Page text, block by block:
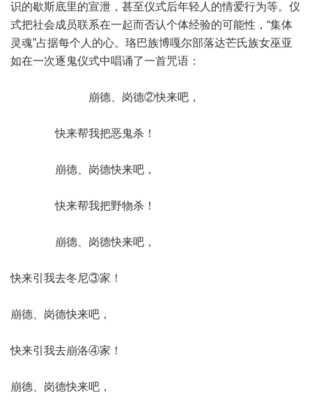
识的歇斯底里的宣泄，甚至仪式后年轻人的情爱行为等。仪
式把社会成员联系在一起而否认个体经验的可能性，“集体
灵魂”占据每个人的心。珞巴族博嘎尔部落达芒氏族女巫亚
如在一次逐鬼仪式中唱诵了一首咒语：
崩德、岗德②快来吧，
快来帮我把恶鬼杀！
崩德、岗德快来吧，
快来帮我把野物杀！
崩德、岗德快来吧，
快来引我去冬尼③家！
崩德、岗德快来吧，
快来引我去崩洛④家！
崩德、岗德快来吧，